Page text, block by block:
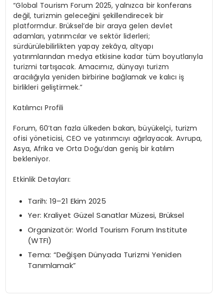
“Global Tourism Forum 2025, yalnızca bir konferans
değil, turizmin geleceğini şekillendirecek bir
platformdur. Brüksel’de bir araya gelen devlet
adamları, yatırımcılar ve sektör liderleri;
sürdürülebilirlikten yapay zekâya, altyapı
yatırımlarından medya etkisine kadar tüm boyutlarıyla
turizmi tartışacak. Amacımız, dünyayı turizm
aracılığıyla yeniden birbirine bağlamak ve kalıcı iş
birlikleri geliştirmek.”
Katılımcı Profili
Forum, 60’tan fazla ülkeden bakan, büyükelçi, turizm
ofisi yöneticisi, CEO ve yatırımcıyı ağırlayacak. Avrupa,
Asya, Afrika ve Orta Doğu’dan geniş bir katılım
bekleniyor.
Etkinlik Detayları:
Tarih: 19–21 Ekim 2025
Yer: Kraliyet Güzel Sanatlar Müzesi, Brüksel
Organizatör: World Tourism Forum Institute
(WTFI)
Tema: “Değişen Dünyada Turizmi Yeniden
Tanımlamak”